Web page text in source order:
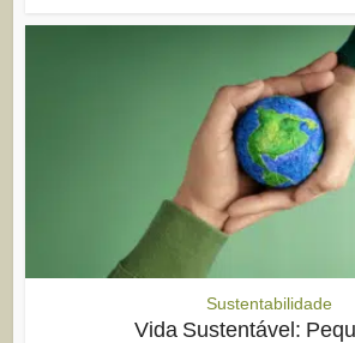
Sustentabilidade
Vida Sustentável: